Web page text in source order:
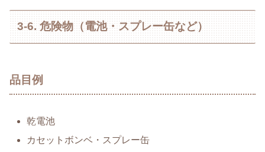
3-6. 危険物（電池・スプレー缶など）
品目例
乾電池
カセットボンベ・スプレー缶